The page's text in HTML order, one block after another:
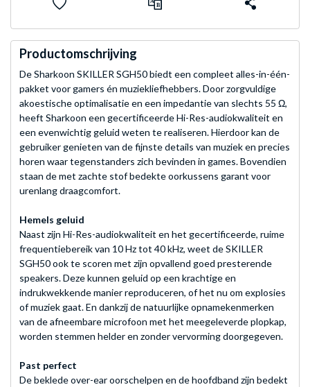
Productomschrijving
De Sharkoon SKILLER SGH50 biedt een compleet alles-in-één-
pakket voor gamers én muziekliefhebbers. Door zorgvuldige
akoestische optimalisatie en een impedantie van slechts 55 Ω,
heeft Sharkoon een gecertificeerde Hi-Res-audiokwaliteit en
een evenwichtig geluid weten te realiseren. Hierdoor kan de
gebruiker genieten van de fijnste details van muziek en precies
horen waar tegenstanders zich bevinden in games. Bovendien
staan de met zachte stof bedekte oorkussens garant voor
urenlang draagcomfort.
Hemels geluid
Naast zijn Hi-Res-audiokwaliteit en het gecertificeerde, ruime
frequentiebereik van 10 Hz tot 40 kHz, weet de SKILLER
SGH50 ook te scoren met zijn opvallend goed presterende
speakers. Deze kunnen geluid op een krachtige en
indrukwekkende manier reproduceren, of het nu om explosies
of muziek gaat. En dankzij de natuurlijke opnamekenmerken
van de afneembare microfoon met het meegeleverde plopkap,
worden stemmen helder en zonder vervorming doorgegeven.
Past perfect
De beklede over-ear oorschelpen en de hoofdband zijn bedekt